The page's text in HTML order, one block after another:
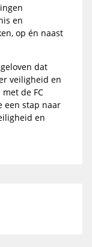
en
op én naast
dat
veiligheid en
de FC
een stap naar
en